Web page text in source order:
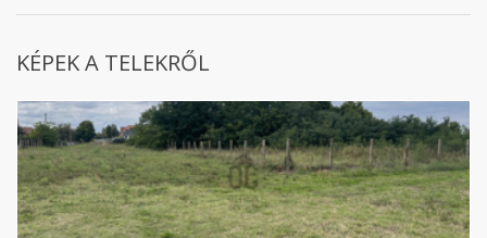
KÉPEK A TELEKRŐL